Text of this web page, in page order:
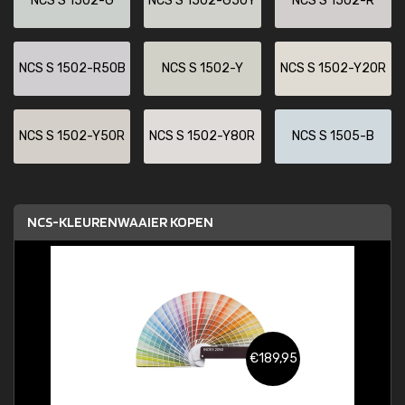
NCS S 1502-R50B NCS S 1502-Y NCS S 1502-Y20R
NCS S 1502-Y50R NCS S 1502-Y80R NCS S 1505-B
NCS-KLEURENWAAIER KOPEN
€189,95